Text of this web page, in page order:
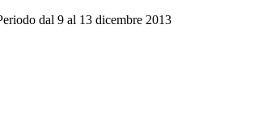
dal 9 al 13 dicembre 2013